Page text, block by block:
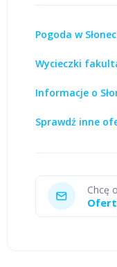
Pogoda w
Wycieczki
Informacje o
Sprawdź inne
Chcę